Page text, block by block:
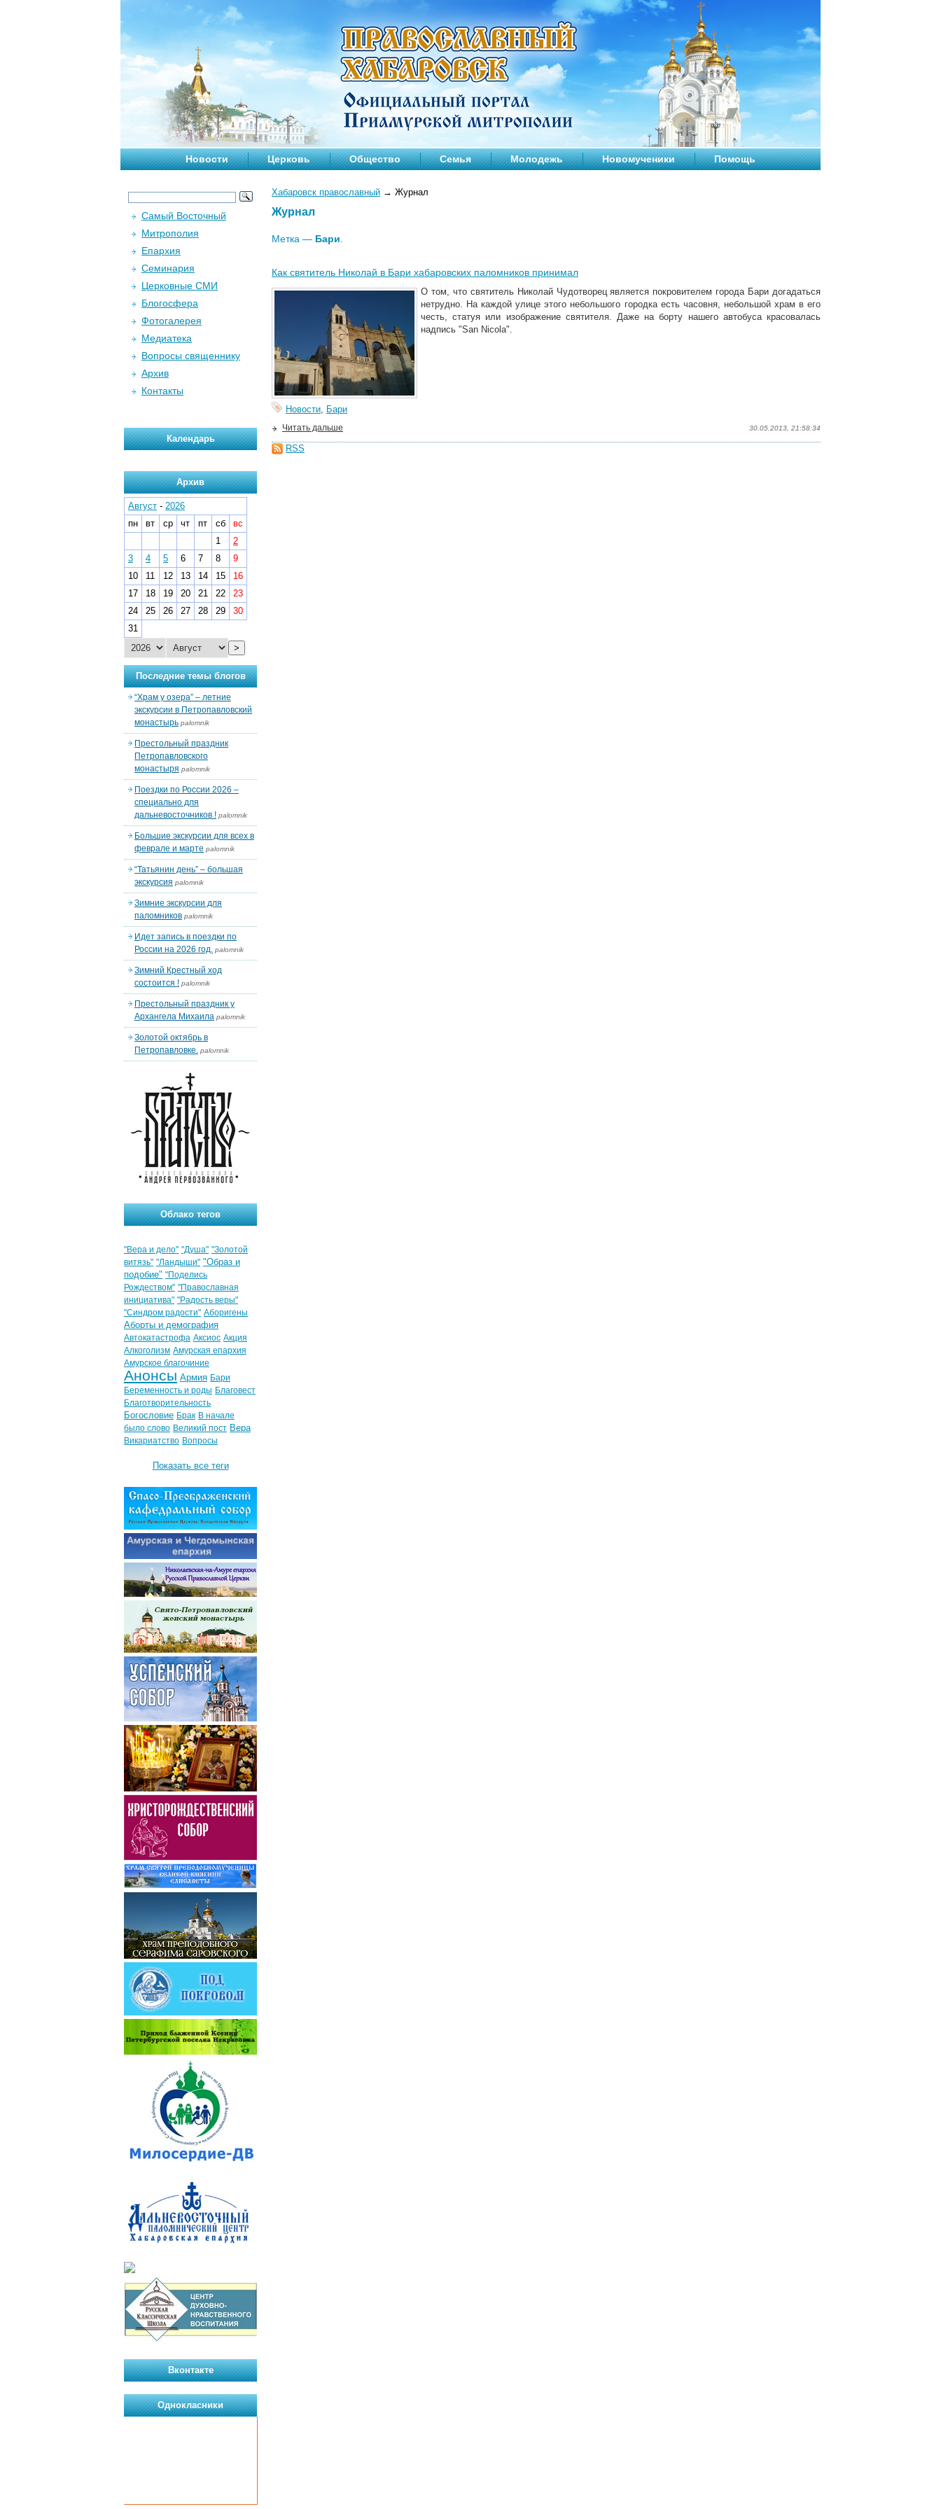
Новости Церковь Общество Семья Молодежь Новомученики Помощь
Хабаровск православный → Журнал
Журнал
Метка — Бари
Как святитель Николай в Бари хабаровских паломников принимал
О том, что святитель Николай Чудотворец является покровителем города Бари догадаться
нетрудно. На каждой улице этого небольшого городка есть часовня, небольшой храм в его
честь, статуя или изображение святителя. Даже на борту нашего автобуса красовалась
надпись "San Nicola".
Новости, Бари
30.05.2013, 21:58:34
Читать дальше
RSS
Самый Восточный
Митрополия
Епархия
Семинария
Церковные СМИ
Блогосфера
Фотогалерея
Медиатека
Вопросы священнику
Архив
Контакты
Календарь
Архив
Август - 2026
пн
вт ср чт пт сб
вс
1
2
3
4 5 6 7 8
9
10
11 12 13 14 15
16
17
18 19 20 21 22
23
24
25 26 27 28 29
30
31
>
Последние темы блогов
“Храм у озера” – летние
экскурсии в Петропавловский
монастырь palomnik
Престольный праздник
Петропавловского
монастыря palomnik
Поездки по России 2026 –
специально для
дальневосточников ! palomnik
Большие экскурсии для всех в
феврале и марте palomnik
“Татьянин день” – большая
экскурсия palomnik
Зимние экскурсии для
паломников palomnik
Идет запись в поездки по
России на 2026 год. palomnik
Зимний Крестный ход
состоится ! palomnik
Престольный праздник у
Архангела Михаила palomnik
Золотой октябрь в
Петропавловке. palomnik
Облако тегов
"Вера и дело" "Душа" "Золотой
витязь" "Ландыши" "Образ и
подобие" "Поделись
Рождеством" "Православная
инициатива" "Радость веры"
"Синдром радости" Аборигены
Аборты и демография
Автокатастрофа Аксиос Акция
Алкоголизм Амурская епархия
Амурское благочиние
Анонсы Армия Бари
Беременность и роды Благовест
Благотворительность
Богословие Брак В начале
было слово Великий пост Вера
Викариатство Вопросы
Показать все теги
Вконтакте
Однокласники